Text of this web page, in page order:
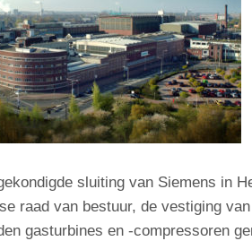
sluiting van Siemens in
raad van bestuur, de vestiging
gasturbines en -compressoren